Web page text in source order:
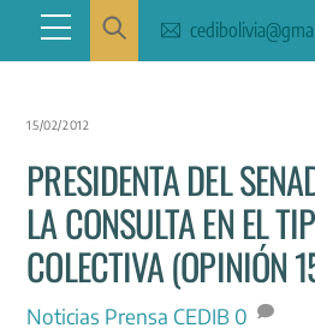
content
Menu
15/02/2012
PRESIDENTA DEL
LA CONSULTA EN EL
COLECTIVA (OPINIÓN
Noticias Prensa CEDIB 0